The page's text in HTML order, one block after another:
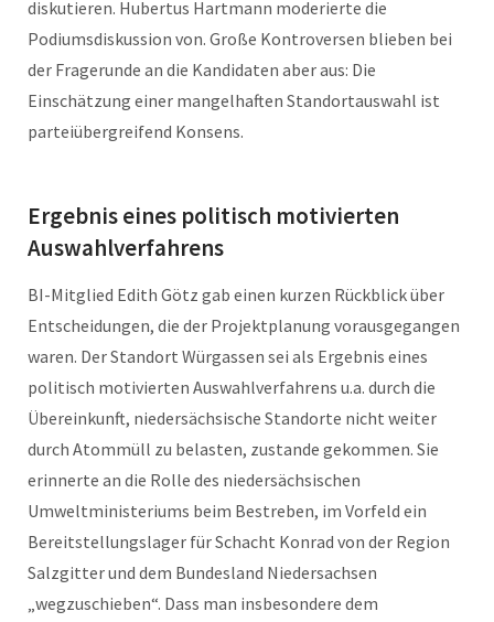
diskutieren. Hubertus Hartmann moderierte die
Podiumsdiskussion von. Große Kontroversen blieben bei
der Fragerunde an die Kandidaten aber aus: Die
Einschätzung einer mangelhaften Standortauswahl ist
parteiübergreifend Konsens.
Ergebnis eines politisch motivierten
Auswahlverfahrens
BI-Mitglied Edith Götz gab einen kurzen Rückblick über
Entscheidungen, die der Projektplanung vorausgegangen
waren. Der Standort Würgassen sei als Ergebnis eines
politisch motivierten Auswahlverfahrens u.a. durch die
Übereinkunft, niedersächsische Standorte nicht weiter
durch Atommüll zu belasten, zustande gekommen. Sie
erinnerte an die Rolle des niedersächsischen
Umweltministeriums beim Bestreben, im Vorfeld ein
Bereitstellungslager für Schacht Konrad von der Region
Salzgitter und dem Bundesland Niedersachsen
„wegzuschieben“. Dass man insbesondere dem